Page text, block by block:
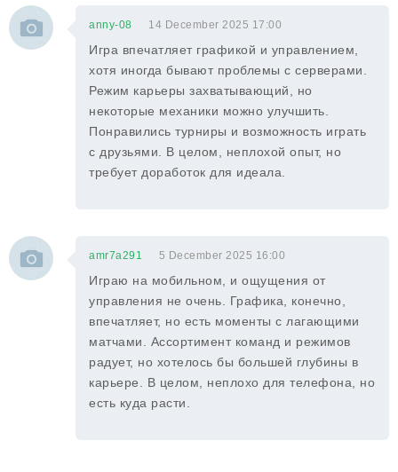
anny-08 14 December 2025 17:00
Игра впечатляет графикой и управлением,
хотя иногда бывают проблемы с серверами.
Режим карьеры захватывающий, но
некоторые механики можно улучшить.
Понравились турниры и возможность играть
с друзьями. В целом, неплохой опыт, но
требует доработок для идеала.
amr7a291 5 December 2025 16:00
Играю на мобильном, и ощущения от
управления не очень. Графика, конечно,
впечатляет, но есть моменты с лагающими
матчами. Ассортимент команд и режимов
радует, но хотелось бы большей глубины в
карьере. В целом, неплохо для телефона, но
есть куда расти.